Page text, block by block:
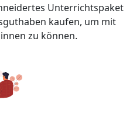
Unterrichtspaket
kaufen, um mit
zu können.